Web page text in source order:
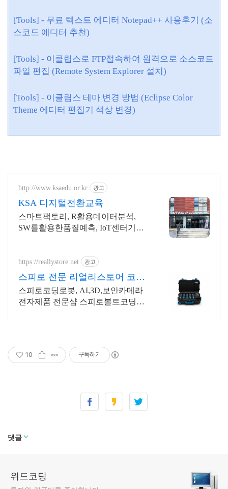
[Tools] - 무료 텍스트 에디터 Notepad++ 사용후기 (소
스코드 에디터 추천)
[Tools] - 이클립스로 FTP접속하여 원격으로 소스코드
파일 편집 (Remote System Explorer 설치)
[Tools] - 이클립스 테마 변경 방법 (Eclipse Color
Theme 에디터 편집기 색상 변경)
http://www.ksaedu.or.kr 광고
KSA 디지털전환교육
스마트팩토리, R활용데이터분석,
SW를활용한품질예측, IoT센터기술,
https://reallystore.net 광고
스피로 전문 리얼리스토어 코딩
교육을 쉽고 재밌게
스피로코딩로봇, AI,3D,보안카메라
전자제품 전문샵 스피로볼트코딩로
10 구독하기
댓글
위드코딩